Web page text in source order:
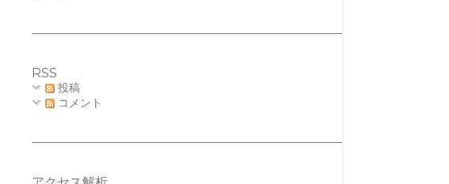
RSS
投稿
コメント